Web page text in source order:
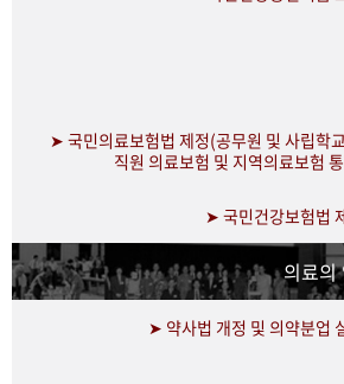
➤ 국민의료보험법 제정(공무원 및 사립학
직원 의료보험 및 지역의료보험
➤ 국민건강보험법
의료의
➤ 약사법 개정 및 의약분업